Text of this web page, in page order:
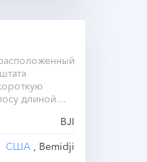
длиной
BJI
США , Bemidji